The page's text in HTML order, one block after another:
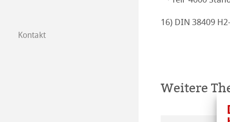
Kontakt
16) DIN 38409
Weitere